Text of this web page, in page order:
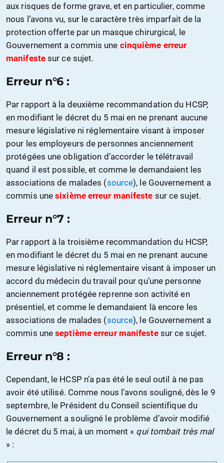
aux risques de forme grave, et en particulier, comme
nous l’avons vu, sur le caractère très imparfait de la
protection offerte par un masque chirurgical, le
Gouvernement a commis une cinquième erreur
manifestesur ce sujet.
Erreur n°6 :
Par rapport à la deuxième recommandation du HCSP,
en modifiant le décret du 5 mai en ne prenant aucune
mesure législative ni réglementaire visant à imposer
pour les employeurs de personnes anciennement
protégées une obligation d’accorder le télétravail
quand il est possible, et comme le demandaient les
associations de malades (source), le Gouvernement a
commis unesixième erreur manifeste sur ce sujet.
Erreur n°7 :
Par rapport à la troisième recommandation du HCSP,
en modifiant le décret du 5 mai en ne prenant aucune
mesure législative ni réglementaire visant à imposer un
accord du médecin du travail pour qu’une personne
anciennement protégée reprenne son activité en
présentiel, et comme le demandaient là encore les
associations de malades (source), le Gouvernement a
commis uneseptième erreur manifestesur ce sujet.
Erreur n°8 :
Cependant, le HCSP n’a pas été le seul outil à ne pas
avoir été utilisé. Comme nous l’avons souligné, dès le 9
septembre, le Président du Conseil scientifique du
Gouvernement a souligné le problème d’avoir modifié
le décret du 5 mai, à un moment « qui tombait très mal
» :